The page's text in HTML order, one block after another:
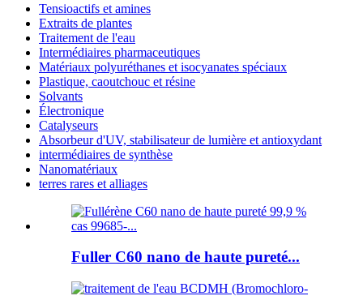
Tensioactifs et amines
Extraits de plantes
Traitement de l'eau
Intermédiaires pharmaceutiques
Matériaux polyuréthanes et isocyanates spéciaux
Plastique, caoutchouc et résine
Solvants
Électronique
Catalyseurs
Absorbeur d'UV, stabilisateur de lumière et antioxydant
intermédiaires de synthèse
Nanomatériaux
terres rares et alliages
Fuller C60 nano de haute pureté...